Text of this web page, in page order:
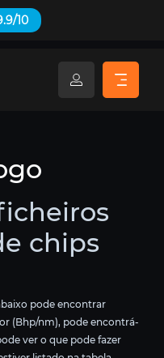
10
chips
pode encontrar
(Bhp/nm), pode encontrá-
ver o que pode fazer